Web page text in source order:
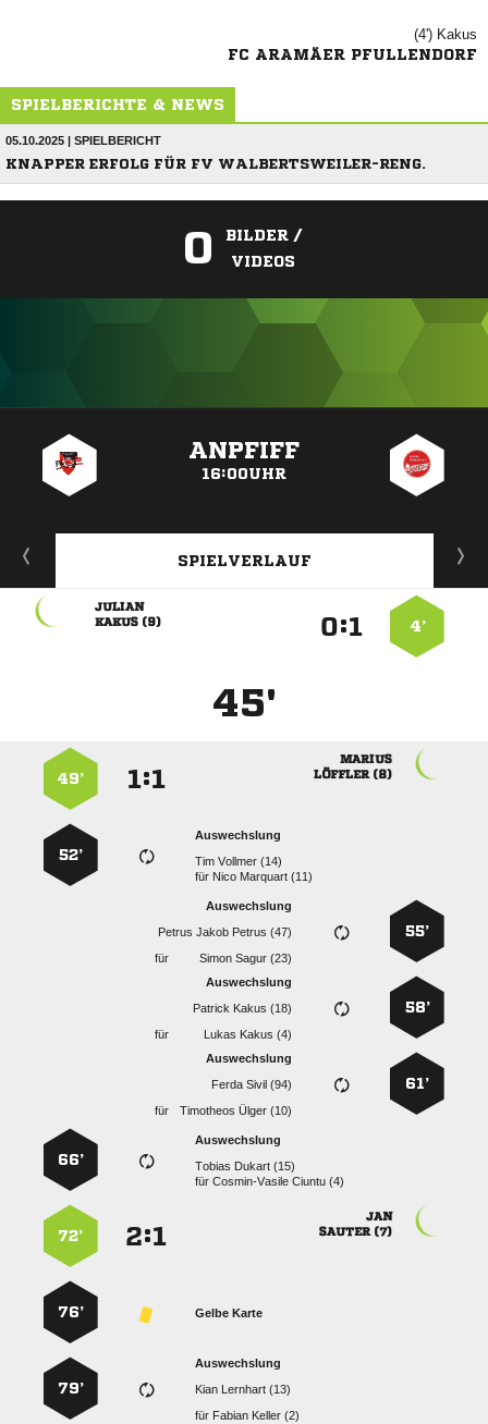
(4') 
FC ARAMÄER PFULLENDORF
SPIELBERICHTE & NEWS
05.10.2025 | SPIELBERICHT
KNAPPER ERFOLG FÜR FV WALBERTSWEILER-RENG.
0
BILDER /
VIDEOS
ANPFIFF
16:00UHR
SPIELVERLAUF
4’
:

 
45'

 
:
49’
Auswechslung
  
für   
52’
55’
Auswechslung
   
für
  
58’
Auswechslung
  
für
  
61’
Auswechslung
  
für
  
Auswechslung
  
für  
66’

 
:
72’
Gelbe Karte
76’
Auswechslung
  
für   
79’